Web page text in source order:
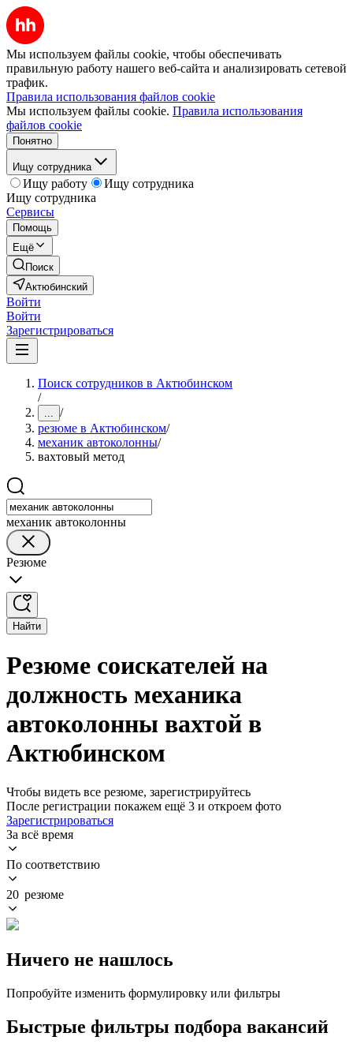
Мы используем файлы cookie, чтобы обеспечивать
правильную работу нашего веб-сайта и анализировать сетевой
трафик.
Правила использования файлов cookie
Мы используем файлы cookie. Правила использования
файлов cookie
Понятно
Ищу сотрудника
Ищу работу
Ищу сотрудника
Ищу сотрудника
Сервисы
Помощь
Ещё
Поиск
Актюбинский
Войти
Войти
Зарегистрироваться
Поиск сотрудников в Актюбинском
/
... /
резюме в Актюбинском/
механик автоколонны/
вахтовый метод
механик автоколонны
Резюме
Найти
Резюме соискателей на
должность механика
автоколонны вахтой в
Актюбинском
Чтобы видеть все резюме, зарегистрируйтесь
После регистрации покажем ещё 3 и откроем фото
Зарегистрироваться
За всё время
По соответствию
20 резюме
Ничего не нашлось
Попробуйте изменить формулировку или фильтры
Быстрые фильтры подбора вакансий